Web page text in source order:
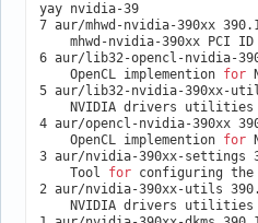
yay nvidia-39
7 aur/mhwd-nvidia-390xx
mhwd-nvidia-390xx PCI ID
6 aur/lib32-opencl-nvidia-
    OpenCL implemention
for
5 aur/lib32-nvidia-390xx-
NVIDIA drivers utilities
4 aur/opencl-nvidia-390xx
    OpenCL implemention
for
3 aur/nvidia-390xx-settings
    Tool
for configuring the
2 aur/nvidia-390xx-utils
    NVIDIA drivers utilities